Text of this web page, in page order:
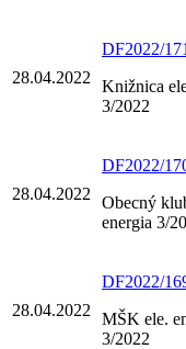
28.04.2022
DF2022/171
Knižnica
3/2022
28.04.2022
DF2022/
Obecný
energia 3/
28.04.2022
DF2022/
MŠK ele.
3/2022